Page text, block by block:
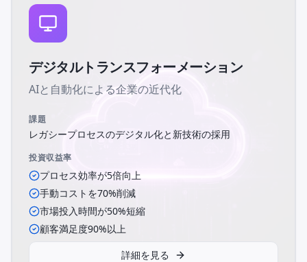
デジタルトランスフォーメーション
AIと自動化による企業の近代化
課題
レガシープロセスのデジタル化と新技術の採用
投資収益率
プロセス効率が5倍向上
手動コストを70%削減
市場投入時間が50%短縮
顧客満足度90%以上
詳細を見る